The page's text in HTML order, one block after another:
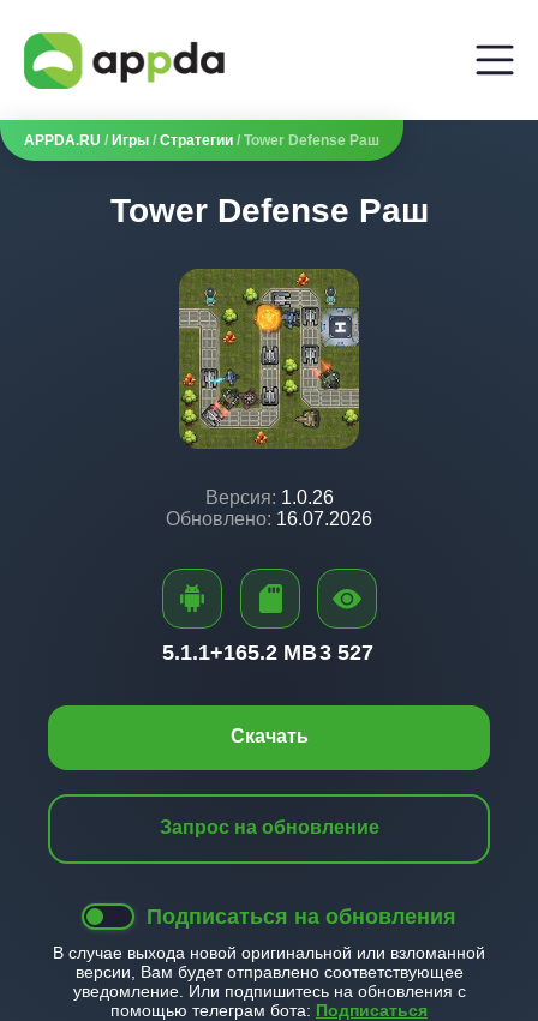
APPDA.RU / Игры / Стратегии / Tower Defense Раш
Tower Defense Раш
Версия: 1.0.26
Обновлено: 16.07.2026
Скачать
Запрос на обновление
Подписаться на обновления
В случае выхода новой оригинальной или взломанной
версии, Вам будет отправлено соответствующее
уведомление. Или подпишитесь на обновления с
помощью телеграм бота: Подписаться
5.1.1+165.2 MB3 527